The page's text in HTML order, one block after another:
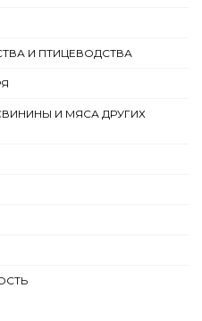
И ПТИЦЕВОДСТВА
И МЯСА ДРУГИХ